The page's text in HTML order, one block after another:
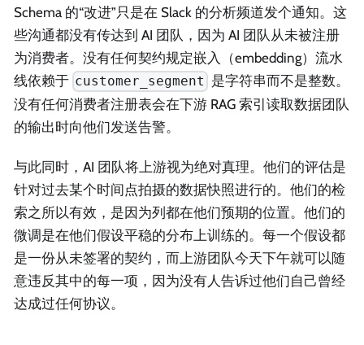
Schema 的“改进”只是在 Slack 的分析频道发个通知。这
些沟通都没有传达到 AI 团队，因为 AI 团队从未被注册
为消费者。没有任何契约规定嵌入（embedding）流水
线依赖于 customer_segment 是字符串而不是整数。
没有任何消费者注册表会在下游 RAG 索引读取数据团队
的输出时向他们发送告警。
与此同时，AI 团队将上游视为绝对真理。他们的评估是
针对过去某个时间点拍摄的数据快照进行的。他们的检
索之所以有效，是因为列都在他们预期的位置。他们的
微调是在他们假设平稳的分布上训练的。每一个假设都
是一份从未签署的契约，而上游团队今天下午就可以随
意违反其中的每一项，因为没有人告诉过他们自己曾经
达成过任何协议。